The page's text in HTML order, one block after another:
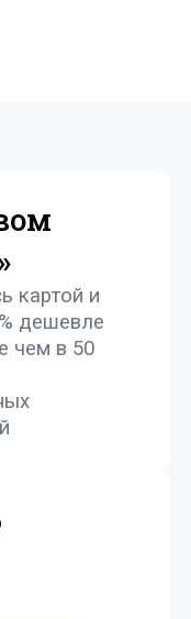
картой и
дешевле
чем в 50